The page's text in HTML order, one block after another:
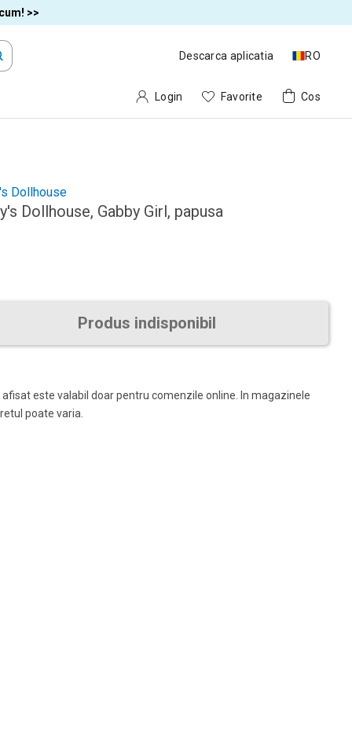
>>
Descarca aplicatia RO
Login Favorite Cos
Dollhouse
Dollhouse, Gabby Girl, papusa
Produs indisponibil
este valabil doar pentru comenzile online. In magazinele
poate varia.